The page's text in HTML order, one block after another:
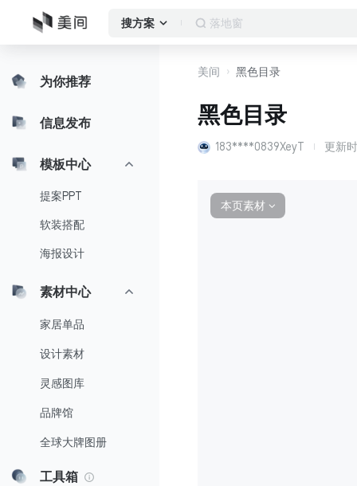
搜方案 落地窗
为你推荐
信息发布
模板中心
提案PPT
软装搭配
海报设计
素材中心
家居单品
设计素材
灵感图库
品牌馆
全球大牌图册
工具箱
美间 黑色目录
黑色目录
183****0839XeyT 更新
本页素材 ∨